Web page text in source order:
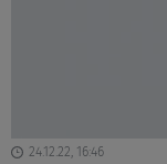
24.12.22, 16:46